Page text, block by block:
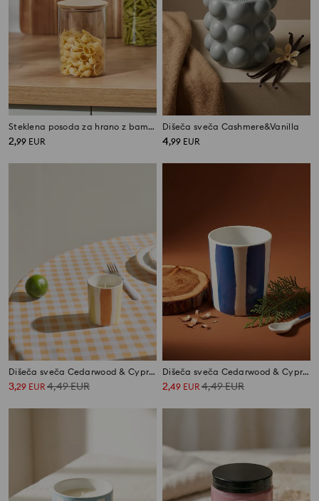
Steklena posoda za hrano z bambusovim pokrovom
2,99 EUR
Dišeča sveča Cashmere&Vanilla
4,99 EUR
Dišeča sveča Cedarwood & Cypress
3,29 EUR4,49EUR
Dišeča sveča Cedarwood & Cypress
2,49 EUR4,49EUR